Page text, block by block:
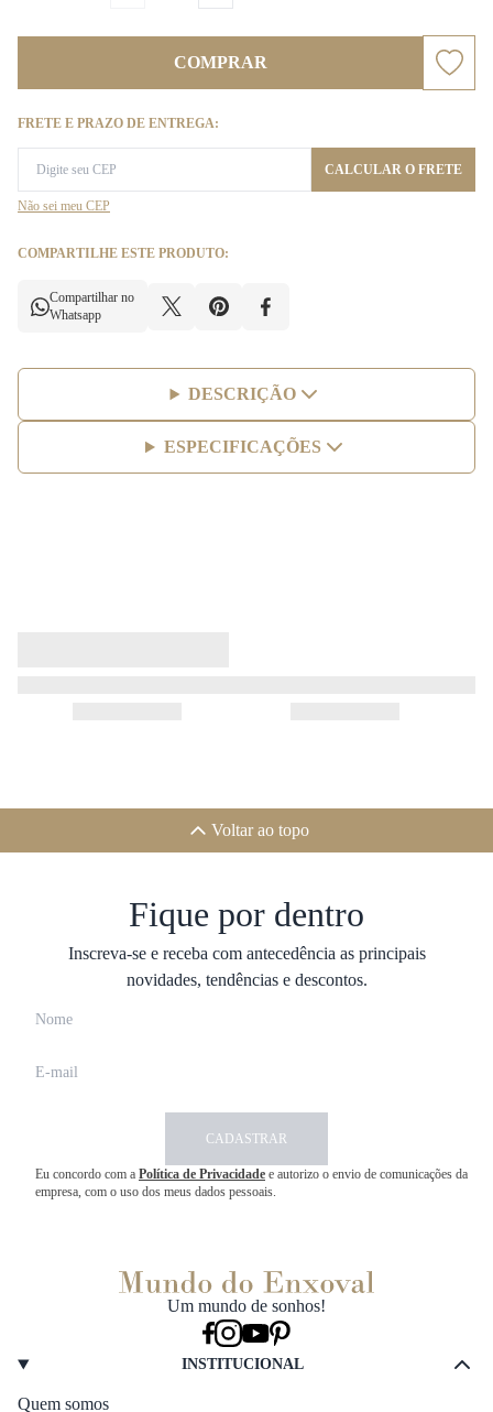
COMPRAR
FRETE E PRAZO DE ENTREGA:
CALCULAR O FRETE
Não sei meu CEP
COMPARTILHE ESTE PRODUTO:
Compartilhar no
Whatsapp
DESCRIÇÃO
ESPECIFICAÇÕES
Voltar ao topo
Fique por dentro
Inscreva-se e receba com antecedência as principais
novidades, tendências e descontos.
CADASTRAR
Eu concordo com a Política de Privacidade e autorizo o envio de comunicações da
empresa, com o uso dos meus dados pessoais.
Um mundo de sonhos!
INSTITUCIONAL
Quem somos